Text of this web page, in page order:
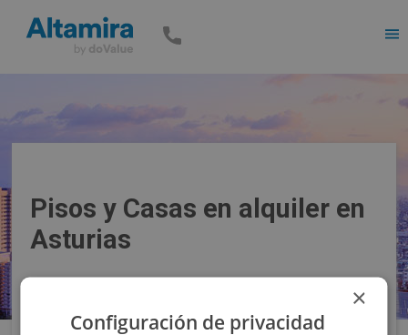
Pisos y Casas en alquiler en
Asturias
×
Configuración de privacidad